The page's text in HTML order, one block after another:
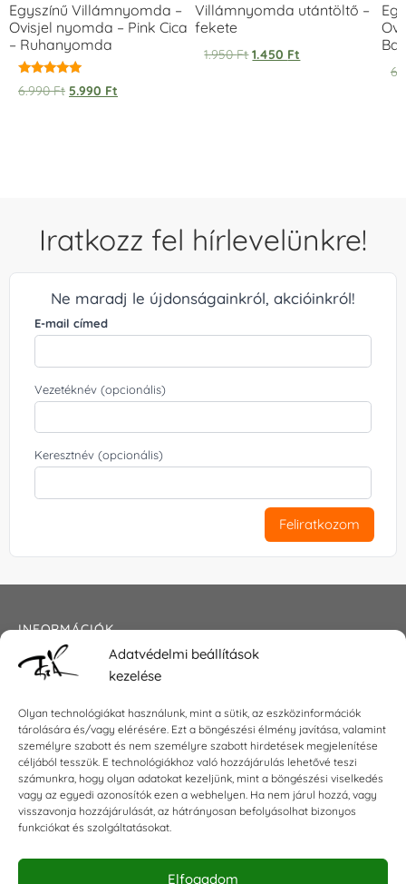
Adatvédelmi beállítások
kezelése
Olyan technológiákat használunk, mint a sütik, az eszközinformációk
tárolására és/vagy elérésére. Ezt a böngészési élmény javítása, valamint
személyre szabott és nem személyre szabott hirdetések megjelenítése
céljából tesszük. E technológiákhoz való hozzájárulás lehetővé teszi
számunkra, hogy olyan adatokat kezeljünk, mint a böngészési viselkedés
vagy az egyedi azonosítók ezen a webhelyen. Ha nem járul hozzá, vagy
visszavonja hozzájárulását, az hátrányosan befolyásolhat bizonyos
funkciókat és szolgáltatásokat.
Elfogadom
Egyszínű Villámnyomda –
Ovisjel nyomda – Pink Cica
– Ruhanyomda
Értékelés:
5.00
6.990Ft 5.990 Ft
Villámnyomda utántöltő –
fekete
1.950Ft 1.450 Ft
Iratkozz fel hírlevelünkre!
Ne maradj le újdonságainkról, akcióinkról!
E-mail címed
Vezetéknév (opcionális)
Keresztnév (opcionális)
Feliratkozom
INFORMÁCIÓK
Általános szerződési feltételek
Impresszum
KAPCSOLAT
E-mail:shop@torokszilvi.com
Telefon: +36 30 6767872